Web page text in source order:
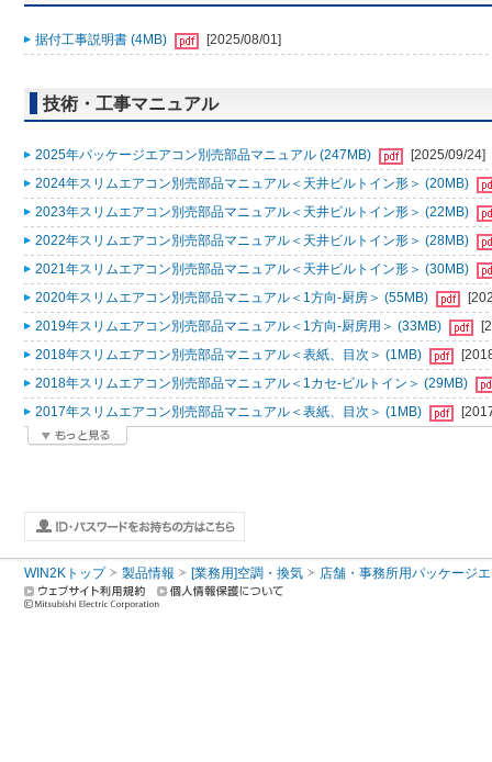
据付工事説明書 (4MB) [2025/08/01]
技術・工事マニュアル
2025年パッケージエアコン別売部品マニュアル (247MB)
[2025/09/24]
2024年スリムエアコン別売部品マニュアル＜天井ビルトイン形＞ (20MB)
2023年スリムエアコン別売部品マニュアル＜天井ビルトイン形＞ (22MB)
2022年スリムエアコン別売部品マニュアル＜天井ビルトイン形＞ (28MB)
2021年スリムエアコン別売部品マニュアル＜天井ビルトイン形＞ (30MB)
2020年スリムエアコン別売部品マニュアル＜1方向-厨房＞ (55MB)
2019年スリムエアコン別売部品マニュアル＜1方向-厨房用＞ (33MB)
2018年スリムエアコン別売部品マニュアル＜表紙、目次＞ (1MB)
2018年スリムエアコン別売部品マニュアル＜1カセ-ビルトイン＞ (29MB)
2017年スリムエアコン別売部品マニュアル＜表紙、目次＞ (1MB)
WIN2Kトップ 製品情報 [業務用]空調・換気 店舗・事務所用パッケージ